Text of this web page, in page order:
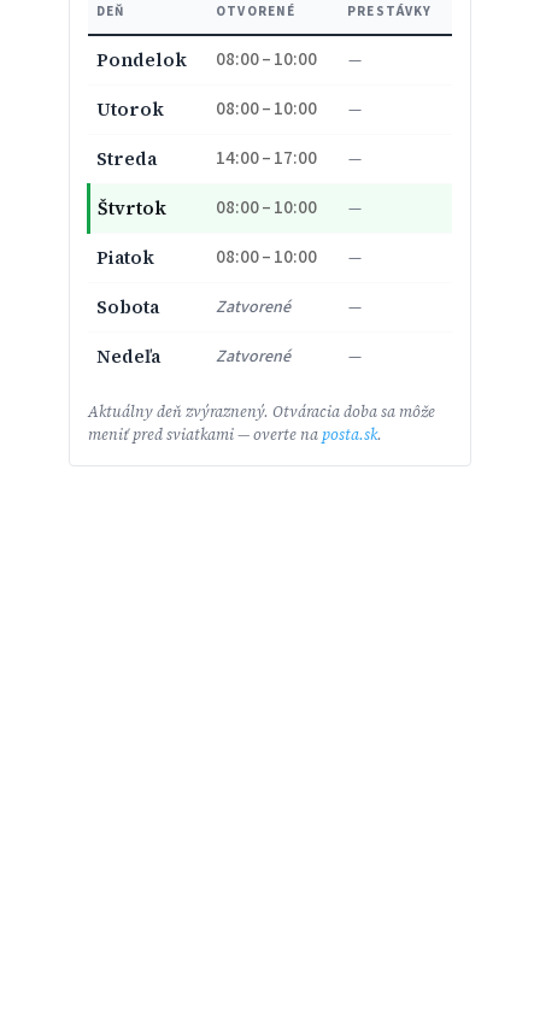
DEŇ OTVORENÉ PRESTÁVKY
Pondelok 08:00 – 10:00 —
Utorok 08:00 – 10:00 —
Streda 14:00 – 17:00 —
Štvrtok 08:00 – 10:00 —
Piatok 08:00 – 10:00 —
Sobota Zatvorené —
Nedeľa Zatvorené —
Aktuálny deň zvýraznený. Otváracia doba sa môže
meniť pred sviatkami — overte naposta.sk.